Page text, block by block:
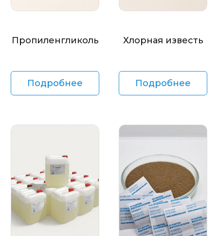
Пропиленгликоль
Подробнее
Хлорная известь
Подробнее